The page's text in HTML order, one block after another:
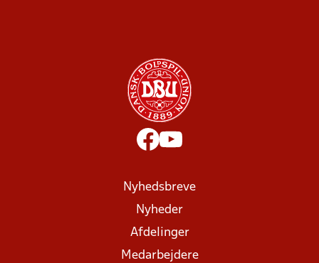
Nyhedsbreve
Nyheder
Afdelinger
Medarbejdere